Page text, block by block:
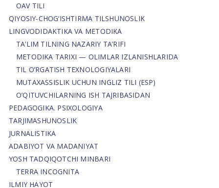
OAV TILI
QIYOSIY-CHOG‘ISHTIRMA TILSHUNOSLIK
LINGVODIDAKTIKA VA METODIKA
TA’LIM TILNING NAZARIY TA’RIFI
METODIKA TARIXI — OLIMLAR IZLANISHLARIDA
TIL O’RGATISH TEXNOLOGIYALARI
MUTAXASSISLIK UCHUN INGLIZ TILI (ESP)
O’QITUVCHILARNING ISH TAJRIBASIDAN
PEDAGOGIKA. PSIXOLOGIYA
TARJIMASHUNOSLIK
JURNALISTIKA
ADABIYOT VA MADANIYAT
YOSH TADQIQOTCHI MINBARI
TERRA INCOGNITA
ILMIY HAYOT